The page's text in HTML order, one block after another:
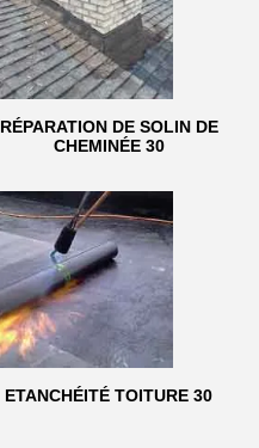
RÉPARATION DE SOLIN DE
CHEMINÉE 30
ETANCHÉITÉ TOITURE 30